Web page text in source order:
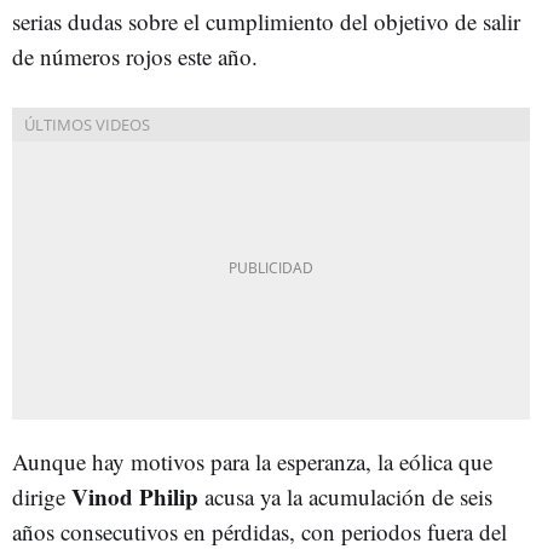
serias dudas sobre el cumplimiento del objetivo de salir
de números rojos este año.
Aunque hay motivos para la esperanza, la eólica que
dirige Vinod Philip acusa ya la acumulación de seis
años consecutivos en pérdidas, con periodos fuera del